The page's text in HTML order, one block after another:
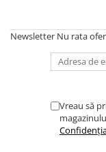
Placaj Caramidă
întreținere și
Aerosoli Tehnici
Newsletter Nu rata
Vreau să